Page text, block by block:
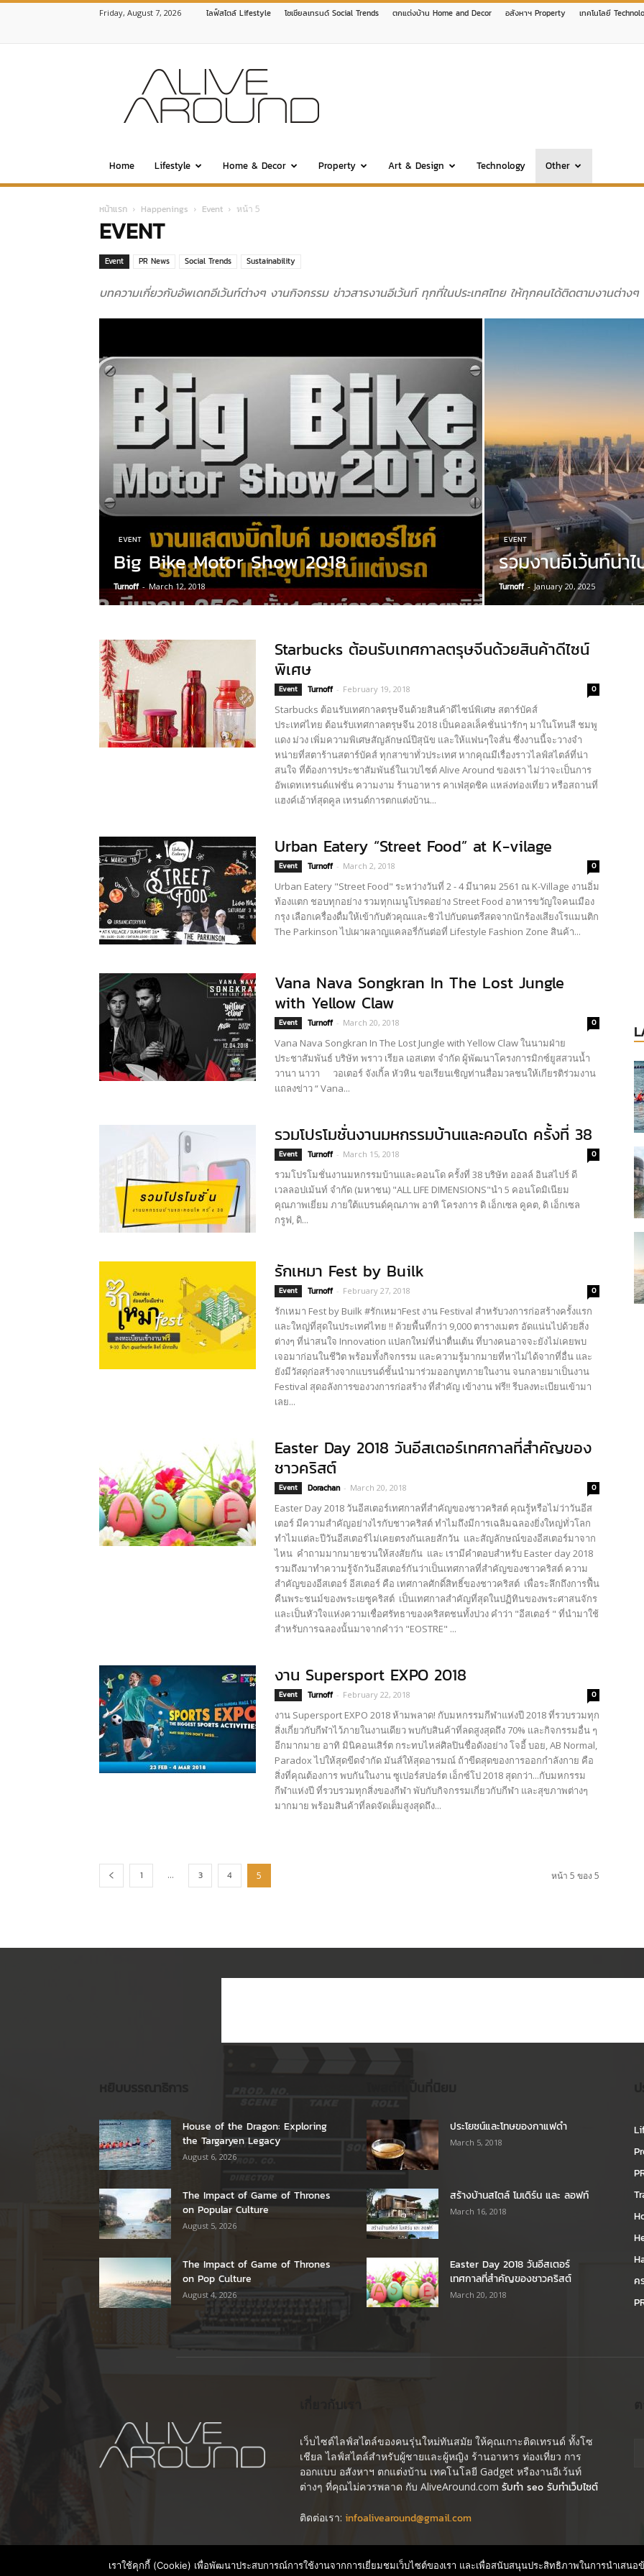
Friday, August 7, 2026 ไลฟ์สไตล์ Lifestyle โซเชียลเทรนด์ Social Trends ตกแต่งบ้าน Home and Decor อสังหาฯ Property เทคโนโลยี
www.alivearound.com
Home Lifestyle Home & Decor Property Art & Design Technology Other
หน้าแรก Happenings Event หน้า 5
EVENT
Event PR News Social Trends Sustainability
บทความเกี่ยวกับอัพเดทอีเว้นท์ต่างๆ งานกิจกรรม ข่าวสารงานอีเว้นท์ ทุกที่ในประเทศไทย ให้ทุกคนได้ติดตามงานต่างๆ
EVENT
Big Bike Motor Show 2018
Turnoff - March 12, 2018
EVENT
รวมงานอีเว้นท์น่า
Turnoff - January 20, 2025
Starbucks ต้อนรับเทศกาลตรุษจีนด้วยสินค้าดีไซน์
พิเศษ
Event Turnoff - February 19, 2018 0
Starbucks ต้อนรับเทศกาลตรุษจีนด้วยสินค้าดีไซน์พิเศษ สตาร์บัคส์
ประเทศไทย ต้อนรับเทศกาลตรุษจีน 2018 เป็นคอลเล็คชั่นน่ารักๆ มาในโทนสี ชมพู
แดง ม่วง เพิ่มความพิเศษสัญลักษณ์ปีสุนัข และให้แฟนๆใจสั่น ซึ่งงานนี้จะวางจำ
หน่ายที่สตาร้านสตาร์บัคส์ ทุกสาขาทั่วประเทศ หากคุณมีเรื่องราวไลฟ์สไตล์ที่น่า
สนใจ ที่ต้องการประชาสัมพันธ์ในเวบไซต์ Alive Around ของเรา ไม่ว่าจะเป็นการ
อัพเดทเทรนด์แฟชั่น ความงาม ร้านอาหาร คาเฟ่สุดชิค แหล่งท่องเที่ยว หรือสถานที่
แฮงค์เอ้าท์สุดคูล เทรนด์การตกแต่งบ้าน...
Urban Eatery “Street Food” at K-vilage
Event Turnoff - March 2, 2018 0
Urban Eatery "Street Food" ระหว่างวันที่ 2 - 4 มีนาคม 2561 ณ K-Village งานอิ่ม
ท้องแตก ชอบทุกอย่าง รวมทุกเมนูโปรดอย่าง Street Food อาหารขวัญใจคนเมือง
กรุง เลือกเครื่องดื่มให้เข้ากับตัวคุณและชิวไปกับดนตรีสดจากนักร้องเสียงโรแมนติก
The Parkinson ไปเผาผลาญแคลอรี่กันต่อที่ Lifestyle Fashion Zone สินค้า...
Vana Nava Songkran In The Lost Jungle
with Yellow Claw
Event Turnoff - March 20, 2018 0
Vana Nava Songkran In The Lost Jungle with Yellow Claw ในนามฝ่าย
ประชาสัมพันธ์ บริษัท พราว เรียล เอสเตท จำกัด ผู้พัฒนาโครงการมิกซ์ยูสสวนน้ำ
วานา นาวา วอเตอร์ จังเกิ้ล หัวหิน ขอเรียนเชิญท่านสื่อมวลชนให้เกียรติร่วมงาน
แถลงข่าว “ Vana...
รวมโปรโมชั่นงานมหกรรมบ้านและคอนโด ครั้งที่ 38
Event Turnoff - March 15, 2018 0
รวมโปรโมชั่นงานมหกรรมบ้านและคอนโด ครั้งที่ 38 บริษัท ออลล์ อินสไปร์ ดี
เวลลอปเม้นท์ จำกัด (มหาชน) "ALL LIFE DIMENSIONS"นำ 5 คอนโดมิเนียม
คุณภาพเยี่ยม ภายใต้แบรนด์คุณภาพ อาทิ โครงการ ดิ เอ็กเซล คูคต, ดิ เอ็กเซล
กรูฟ, ดิ...
รักเหมา Fest by Builk
Event Turnoff - February 27, 2018 0
รักเหมา Fest by Builk #รักเหมาFest งาน Festival สำหรับวงการก่อสร้างครั้งแรก
และใหญ่ที่สุดในประเทศไทย !! ด้วยพื้นที่กว่า 9,000 ตารางเมตร อัดแน่นไปด้วยสิ่ง
ต่างๆ ที่น่าสนใจ Innovation แปลกใหม่ที่น่าตื่นเต้น ที่บางคนอาจจะยังไม่เคยพบ
เจอมาก่อนในชีวิต พร้อมทั้งกิจกรรม และความรู้มากมายที่หาไม่ได้จากที่อื่น และ
ยังมีวัสดุก่อสร้างจากแบรนด์ชั้นนำมาร่วมออกบูทภายในงาน จนกลายมาเป็นงาน
Festival สุดอลังการของวงการก่อสร้าง ที่สำคัญ เข้างาน ฟรี!! รีบลงทะเบียนเข้ามา
เลย...
Easter Day 2018 วันอีสเตอร์เทศกาลที่สำคัญของ
ชาวคริสต์
Event Dorachan - March 20, 2018 0
Easter Day 2018 วันอีสเตอร์เทศกาลที่สำคัญของชาวคริสต์ คุณรู้หรือไม่ว่าวันอีส
เตอร์ มีความสำคัญอย่างไรกับชาวคริสต์ ทำไมถึงมีการเฉลิมฉลองยิ่งใหญ่ทั่วโลก
ทำไมแต่ละปีวันอีสเตอร์ไม่เคยตรงกันเลยสักวัน และสัญลักษณ์ของอีสเตอร์มาจาก
ไหน คำถามมากมายชวนให้สงสัยกัน และ เรามีคำตอบสำหรับ Easter day 2018
รวมถึงมาทำความรู้จักวันอีสเตอร์กันว่าเป็นเทศกาลที่สำคัญของชาวคริสต์ ความ
สำคัญของอีสเตอร์ อีสเตอร์ คือ เทศกาลศักดิ์สิทธิ์ของชาวคริสต์ เพื่อระลึกถึงการฟื้น
คืนพระชนม์ของพระเยซูคริสต์ เป็นเทศกาลสำคัญที่สุดในปฏิทินของพระศาสนจักร
และเป็นหัวใจแห่งความเชื่อศรัทธาของคริสตชนทั้งปวง คำว่า "อีสเตอร์ " ที่นำมาใช้
สำหรับการฉลองนั้นมาจากคำว่า "EOSTRE" ...
งาน Supersport EXPO 2018
Event Turnoff - February 22, 2018 0
งาน Supersport EXPO 2018 ห้ามพลาด! กับมหกรรมกีฬาแห่งปี 2018 ที่รวบรวมทุก
สิ่งเกี่ยวกับกีฬาไว้ภายในงานเดียว พบกับสินค้าที่ลดสูงสุดถึง 70% และกิจกรรมอื่น ๆ
อีกมากมาย อาทิ มินิคอนเสิร์ต กระทบไหล่ศิลปินชื่อดังอย่าง โจอี้ บอย, AB Normal,
Paradox ไปให้สุดขีดจำกัด มันส์ให้สุดอารมณ์ ถ้าขีดสุดของการออกกำลังกาย คือ
สิ่งที่คุณต้องการ พบกันในงาน ซูเปอร์สปอร์ต เอ็กซ์โป 2018 สุดกว่า...กับมหกรรม
กีฬาแห่งปี ที่รวบรวมทุกสิ่งของกีฬา พับกับกิจกรรมเกี่ยวกับกีฬา และสุขภาพต่างๆ
มากมาย พร้อมสินค้าที่ลดจัดเต็มสูงสุดถึง...
1 ... 3 4 5 หน้า 5 ของ 5
House of the Dragon: Exploring
the Targaryen Legacy
August 6, 2026
The Impact of Game of Thrones
on Popular Culture
August 5, 2026
The Impact of Game of Thrones
on Pop Culture
August 4, 2026
ประโยชน์และโทษของกาแฟดำ
March 5, 2018
สร้างบ้านสไตล์ โมเดิร์น และ ลอฟท์
March 16, 2018
Easter Day 2018 วันอีสเตอร์
เทศกาลที่สำคัญของชาวคริสต์
March 20, 2018
ค
เว็บไซต์ไลฟ์สไตล์ของคนรุ่นใหม่ทันสมัย ให้คุณเกาะติดเทรนด์ ทั้งโซ
เชียล ไลฟ์สไตล์สำหรับผู้ชายและผู้หญิง ร้านอาหาร ท่องเที่ยว การ
ออกแบบ อสังหาฯ ตกแต่งบ้าน เทคโนโลยี Gadget หรืองานอีเว้นท์
ต่างๆ ที่คุณไม่ควรพลาด กับ AliveAround.com รับทำ seo รับทำเว็บไซต์
ติดต่อเรา: infoalivearound@gmail.com
เราใช้คุกกี้ (Cookie) เพื่อพัฒนาประสบการณ์การใช้งานจากการเยี่ยมชมเว็บไซต์ของเรา และเพื่อสนับสนุนประสิทธิภาพในการนำเสนอ